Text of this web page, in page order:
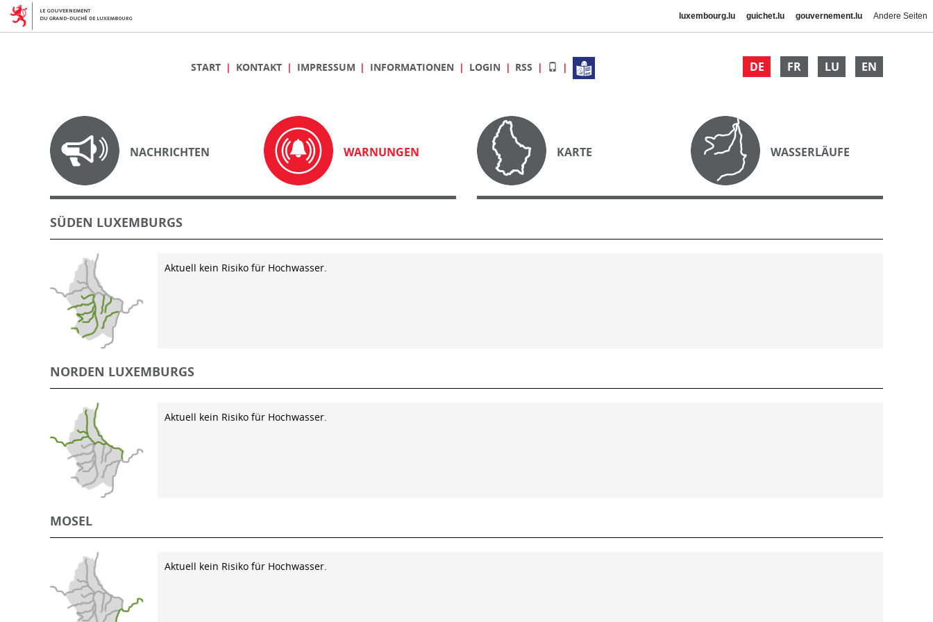
luxembourg.lu guichet.lu gouvernement.lu Andere Seiten
DE FR LU EN
START KONTAKT IMPRESSUM INFORMATIONEN LOGIN RSS
NACHRICHTEN WARNUNGEN KARTE WASSERLÄUFE
SÜDEN LUXEMBURGS
Aktuell kein Risiko für Hochwasser.
NORDEN LUXEMBURGS
Aktuell kein Risiko für Hochwasser.
MOSEL
Aktuell kein Risiko für Hochwasser.